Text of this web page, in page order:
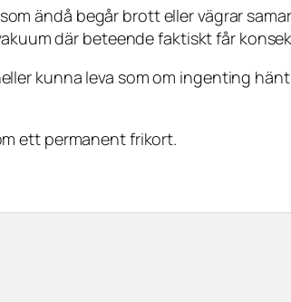
ändå begår brott eller vägrar
där beteende faktiskt får
kunna leva som om ingenting
ett permanent frikort.